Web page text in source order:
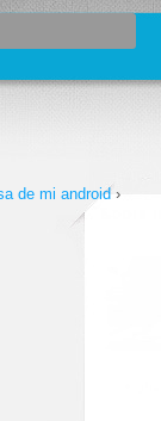
de mi android ›